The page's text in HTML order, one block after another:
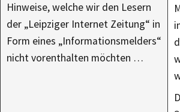
Hinweise, welche wir den Lesern
der „Leipziger Internet Zeitung“ in
Form eines „Informationsmelders“
nicht vorenthalten möchten …